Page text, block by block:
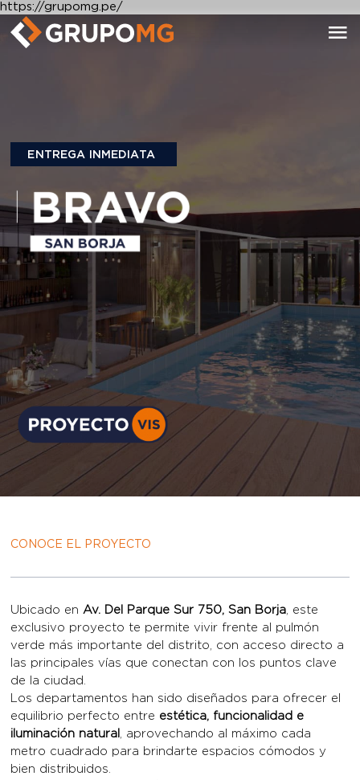
https://grupomg.pe/
ENTREGA INMEDIATA
CONOCE EL PROYECTO
Ubicado enAv. Del Parque Sur 750, San Borja, este
exclusivo proyecto te permite vivir frente al pulmón
verde más importante del distrito, con acceso directo a
las principales vías que conectan con los puntos clave
de la ciudad.
Los departamentos han sido diseñados para ofrecer el
equilibrio perfecto entre estética, funcionalidad e
iluminación natural , aprovechando al máximo cada
metro cuadrado para brindarte espacios cómodos y
bien distribuidos.